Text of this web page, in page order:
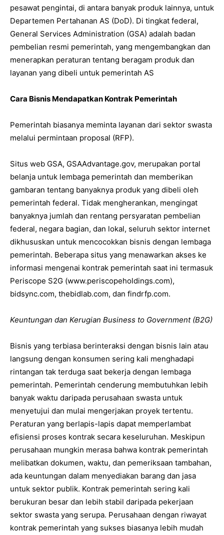
pesawat pengintai, di antara banyak produk lainnya, untuk
Departemen Pertahanan AS (DoD). Di tingkat federal,
General Services Administration (GSA) adalah badan
pembelian resmi pemerintah, yang mengembangkan dan
menerapkan peraturan tentang beragam produk dan
layanan yang dibeli untuk pemerintah AS
Cara Bisnis Mendapatkan Kontrak Pemerintah
Pemerintah biasanya meminta layanan dari sektor swasta
melalui permintaan proposal (RFP).
Situs web GSA, GSAAdvantage.gov, merupakan portal
belanja untuk lembaga pemerintah dan memberikan
gambaran tentang banyaknya produk yang dibeli oleh
pemerintah federal. Tidak mengherankan, mengingat
banyaknya jumlah dan rentang persyaratan pembelian
federal, negara bagian, dan lokal, seluruh sektor internet
dikhususkan untuk mencocokkan bisnis dengan lembaga
pemerintah. Beberapa situs yang menawarkan akses ke
informasi mengenai kontrak pemerintah saat ini termasuk
Periscope S2G (www.periscopeholdings.com),
bidsync.com, thebidlab.com, dan findrfp.com.
Keuntungan dan Kerugian Business to Government (B2G)
Bisnis yang terbiasa berinteraksi dengan bisnis lain atau
langsung dengan konsumen sering kali menghadapi
rintangan tak terduga saat bekerja dengan lembaga
pemerintah. Pemerintah cenderung membutuhkan lebih
banyak waktu daripada perusahaan swasta untuk
menyetujui dan mulai mengerjakan proyek tertentu.
Peraturan yang berlapis-lapis dapat memperlambat
efisiensi proses kontrak secara keseluruhan. Meskipun
perusahaan mungkin merasa bahwa kontrak pemerintah
melibatkan dokumen, waktu, dan pemeriksaan tambahan,
ada keuntungan dalam menyediakan barang dan jasa
untuk sektor publik. Kontrak pemerintah sering kali
berukuran besar dan lebih stabil daripada pekerjaan
sektor swasta yang serupa. Perusahaan dengan riwayat
kontrak pemerintah yang sukses biasanya lebih mudah